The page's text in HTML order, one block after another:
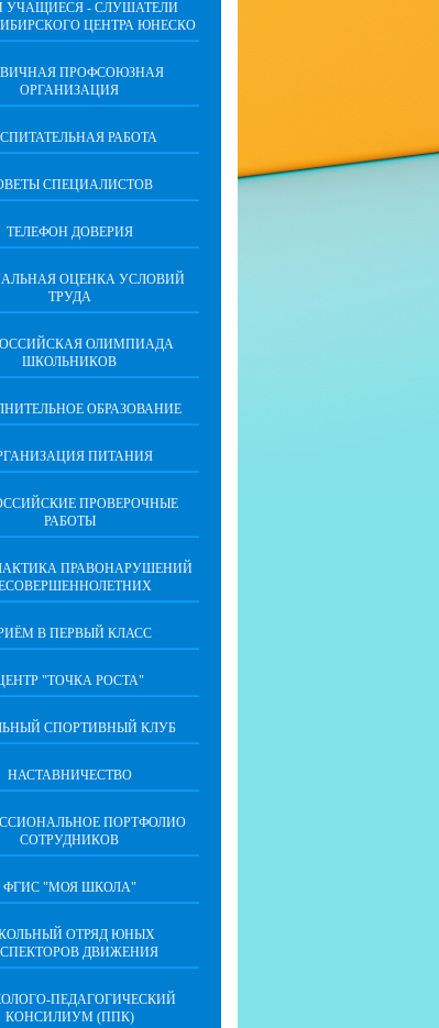
- СЛУШАТЕЛИ
ЦЕНТРА ЮНЕСКО
ПРОФСОЮЗНАЯ
ОРГАНИЗАЦИЯ
РАБОТА
СПЕЦИАЛИСТОВ
ТЕЛЕФОН ДОВЕРИЯ
ОЦЕНКА УСЛОВИЙ
ТРУДА
ОЛИМПИАДА
ШКОЛЬНИКОВ
ОБРАЗОВАНИЕ
ПИТАНИЯ
ПРОВЕРОЧНЫЕ
РАБОТЫ
ПРАВОНАРУШЕНИЙ
В ПЕРВЫЙ КЛАСС
"ТОЧКА РОСТА"
СПОРТИВНЫЙ КЛУБ
НАСТАВНИЧЕСТВО
ПОРТФОЛИО
СОТРУДНИКОВ
ФГИС "МОЯ ШКОЛА"
ОТРЯД ЮНЫХ
ДВИЖЕНИЯ
ПЕДАГОГИЧЕСКИЙ
КОНСИЛИУМ (ППК)